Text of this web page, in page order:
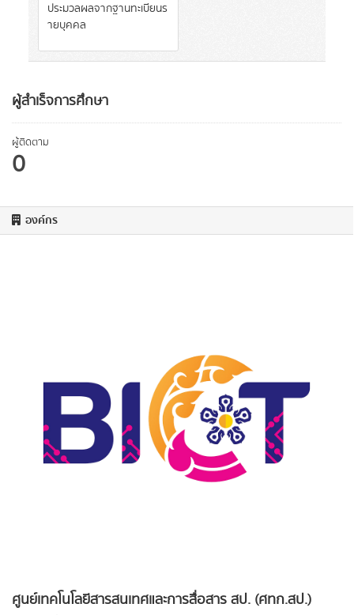
ผู้สำเร็จการศึกษา
ผู้ติดตาม
0
องค์กร
ศูนย์เทคโนโลยีสารสนเทศและการสื่อสาร สป. (ศทก.สป.)
ประมวลผลจากฐานทะเบียนร
ายบุคคล